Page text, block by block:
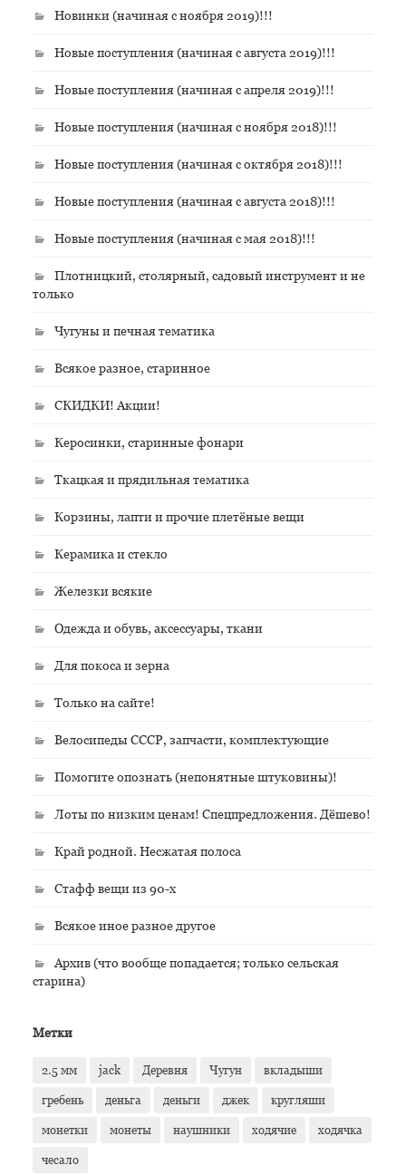
Новинки (начиная с ноября 2019)!!!
Новые поступления (начиная с августа 2019)!!!
Новые поступления (начиная с апреля 2019)!!!
Новые поступления (начиная с ноября 2018)!!!
Новые поступления (начиная с октября 2018)!!!
Новые поступления (начиная с августа 2018)!!!
Новые поступления (начиная с мая 2018)!!!
Плотницкий, столярный, садовый инструмент и не
только
Чугуны и печная тематика
Всякое разное, старинное
СКИДКИ! Акции!
Керосинки, старинные фонари
Ткацкая и прядильная тематика
Корзины, лапти и прочие плетёные вещи
Керамика и стекло
Железки всякие
Одежда и обувь, аксессуары, ткани
Для покоса и зерна
Только на сайте!
Велосипеды СССР, запчасти, комплектующие
Помогите опознать (непонятные штуковины)!
Лоты по низким ценам! Спецпредложения. Дёшево!
Край родной. Несжатая полоса
Стафф вещи из 90-х
Всякое иное разное другое
Архив (что вообще попадается; только сельская
старина)
Метки
2.5 мм jack Деревня Чугун вкладыши
гребень деньга деньги джек кругляши
монетки монеты наушники ходячие ходячка
чесало